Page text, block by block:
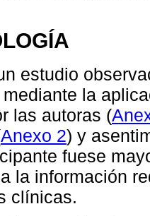
estudio
la
las autoras (
Anexo 2) y
fuese
la información
clínicas.